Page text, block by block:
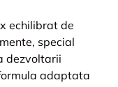
echilibrat de
special
dezvoltarii
adaptata